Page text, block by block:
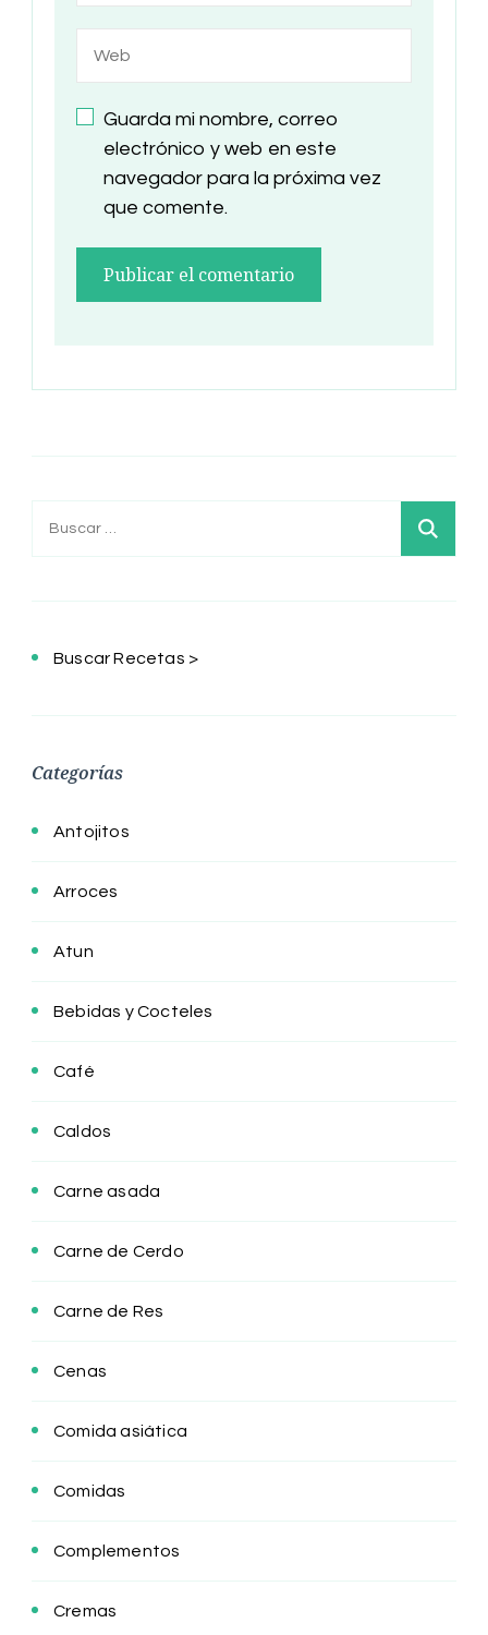
Guarda mi nombre, correo
electrónico y web en este
navegador para la próxima vez
que comente.
Buscar:
Buscar Recetas >
Categorías
Antojitos
Arroces
Atun
Bebidas y Cocteles
Café
Caldos
Carne asada
Carne de Cerdo
Carne de Res
Cenas
Comida asiática
Comidas
Complementos
Cremas